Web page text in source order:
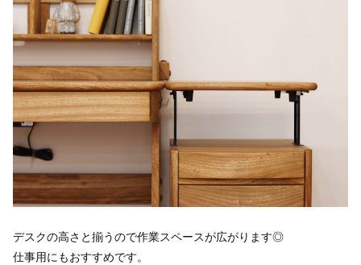
デスクの高さと揃うので作業スペースが広がります◎
仕事用にもおすすめです。